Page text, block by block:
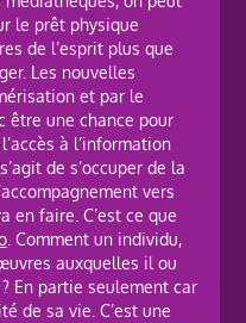
le prêt physique
de l’esprit plus que
Les nouvelles
et par le
être une chance pour
à l’information
de s’occuper de la
vers
en faire. C’est ce que
. Comment un individu,
auxquelles il ou
En partie seulement car
de sa vie. C’est une